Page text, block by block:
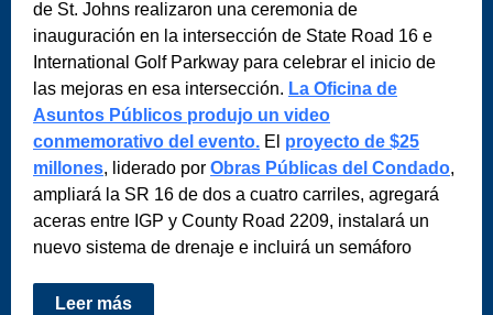
de St. Johns realizaron una ceremonia de
inauguración en la intersección de State Road 16 e
International Golf Parkway para celebrar el inicio de
las mejoras en esa intersección. La Oficina de
Asuntos Públicos produjo un video
conmemorativo del evento. El proyecto de $25
millones, liderado por Obras Públicas del Condado,
ampliará la SR 16 de dos a cuatro carriles, agregará
aceras entre IGP y County Road 2209, instalará un
nuevo sistema de drenaje e incluirá un semáforo
Leer más